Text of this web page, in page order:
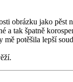
obrázku jako
a tak špatně
potěšila lepší